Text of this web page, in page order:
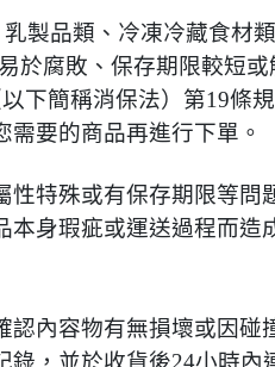
製品類、冷凍冷藏食材
於腐敗、保存期限較短
下簡稱消保法）第19條
要的商品再進行下單。
性特殊或有保存期限等問
身瑕疵或運送過程而造
認內容物有無損壞或因碰
，並於收貨後24小時內